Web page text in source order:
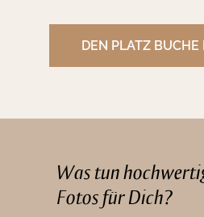
DEN PLATZ BUCHE
Was tun
Fotos für Dich?